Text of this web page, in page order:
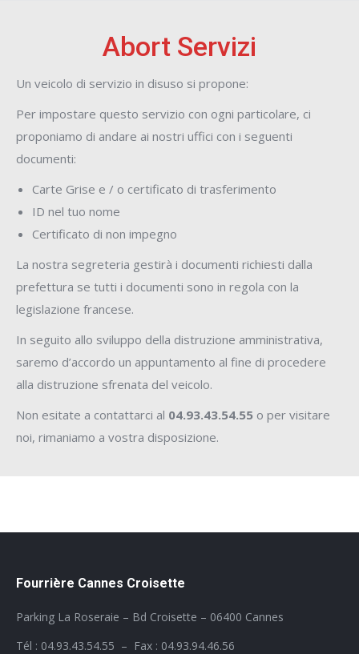
Abort Servizi
Un veicolo di servizio in disuso si propone:
Per impostare questo servizio con ogni particolare, ci
proponiamo di andare ai nostri uffici con i seguenti
documenti:
Carte Grise e / o certificato di trasferimento
ID nel tuo nome
Certificato di non impegno
La nostra segreteria gestirà i documenti richiesti dalla
prefettura se tutti i documenti sono in regola con la
legislazione francese.
In seguito allo sviluppo della distruzione amministrativa,
saremo d’accordo un appuntamento al fine di procedere
alla distruzione sfrenata del veicolo.
Non esitate a contattarci al 04.93.43.54.55 o per visitare
noi, rimaniamo a vostra disposizione.
Fourrière Cannes Croisette
Parking La Roseraie – Bd Croisette – 06400 Cannes
Tél : 04.93.43.54.55 – Fax : 04.93.94.46.56